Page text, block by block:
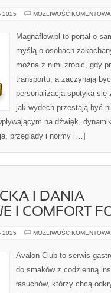
2025 MOŻLIWOŚĆ
Magnaflow.pl to portal o
myślą o osobach
można z nimi zrobić, gdy
transportu, a zaczynają
personalizacja spotyka
jak wydech przestają być
na dźwięk,
przeglądy i normy […]
I DANIA
I COMFORT
2025 MOŻLIWOŚĆ
Avalon Club to serwis
do smaków z codzienną
łasuchów, którzy chcą